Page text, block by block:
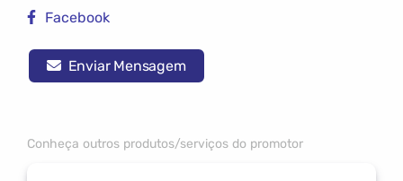
Facebook
Enviar Mensagem
Conheça outros produtos/serviços do promotor